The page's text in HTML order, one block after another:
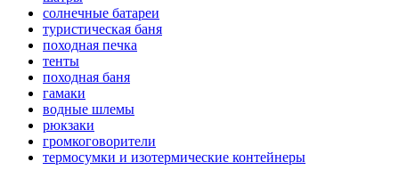
солнечные батареи
туристическая баня
походная печка
тенты
походная баня
гамаки
водные шлемы
рюкзаки
громкоговорители
термосумки и изотермические контейнеры